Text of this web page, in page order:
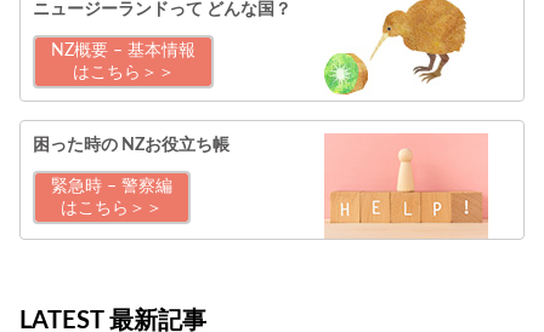
ニュージーランドって どんな国？
NZ概要 – 基本情報
はこちら＞＞
困った時の NZお役立ち帳
緊急時 – 警察編
はこちら＞＞
LATEST 最新記事